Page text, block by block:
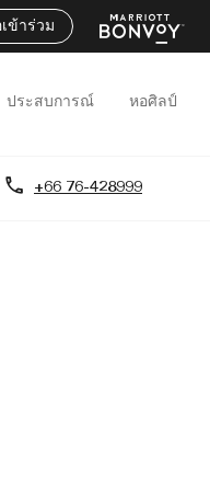
ข้าร่วม
ประสบการณ์ หอศิลป์
+66 76-428999